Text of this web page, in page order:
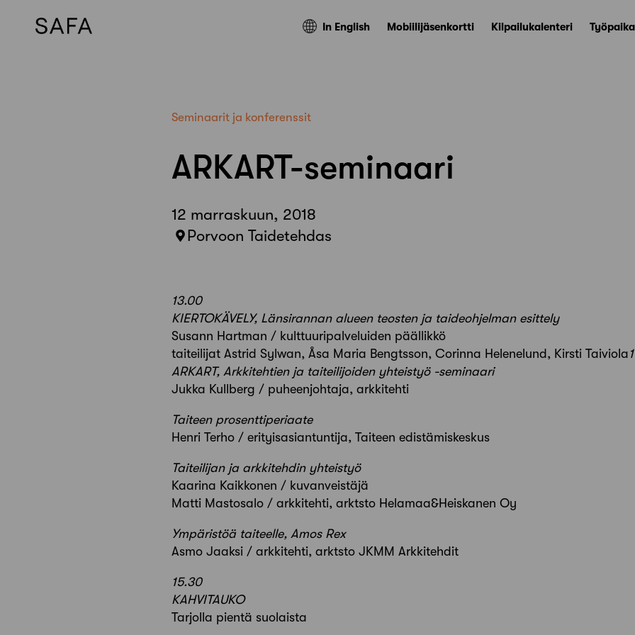
In English Mobiilijäsenkortti Kilpailukalenteri
Seminaarit ja konferenssit
ARKART-seminaari
12 marraskuun, 2018
Porvoon Taidetehdas
13.00
KIERTOKÄVELY, Länsirannan alueen teosten ja taideohjelman esittely
Susann Hartman / kulttuuripalveluiden päällikkö
taiteilijat Astrid Sylwan, Åsa Maria Bengtsson, Corinna Helenelund, Kirsti Taiviola
ARKART, Arkkitehtien ja taiteilijoiden yhteistyö -seminaari
Jukka Kullberg / puheenjohtaja, arkkitehti
Taiteen prosenttiperiaate
Henri Terho / erityisasiantuntija, Taiteen edistämiskeskus
Taiteilijan ja arkkitehdin yhteistyö
Kaarina Kaikkonen / kuvanveistäjä
Matti Mastosalo / arkkitehti, arktsto Helamaa&Heiskanen Oy
Ympäristöä taiteelle, Amos Rex
Asmo Jaaksi / arkkitehti, arktsto JKMM Arkkitehdit
15.30
KAHVITAUKO
Tarjolla pientä suolaista